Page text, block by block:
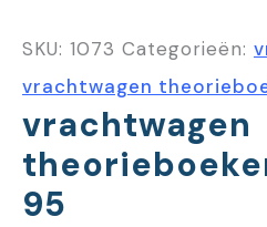
SKU: 1073 Categorieën:
vrachtwagen
vrachtwagen
95